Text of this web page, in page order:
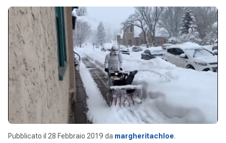
Pubblicato il 28 Febbraio 2019 da margheritachloe.